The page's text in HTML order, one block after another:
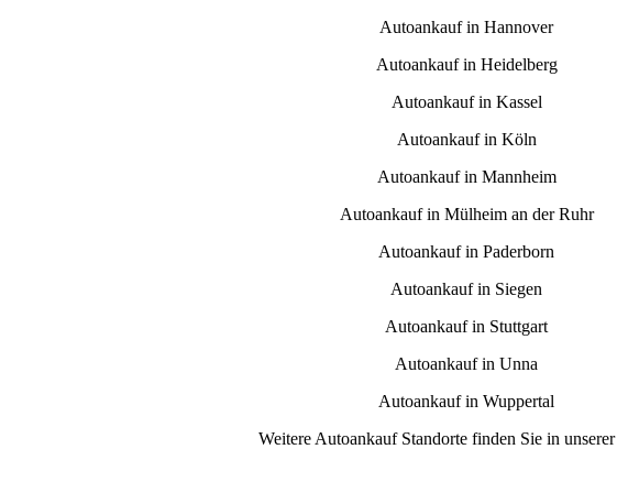
Autoankauf in Hannover
Autoankauf in Heidelberg
Autoankauf in Kassel
Autoankauf in Köln
Autoankauf in Mannheim
Autoankauf in Mülheim an der Ruhr
Autoankauf in Paderborn
Autoankauf in Siegen
Autoankauf in Stuttgart
Autoankauf in Unna
Autoankauf in Wuppertal
Weitere Autoankauf Standorte finden Sie in unserer